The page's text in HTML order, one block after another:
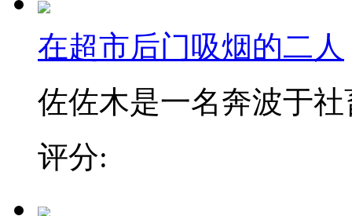
在超市后门吸烟的二人
佐佐木是一名奔波于社
评分: